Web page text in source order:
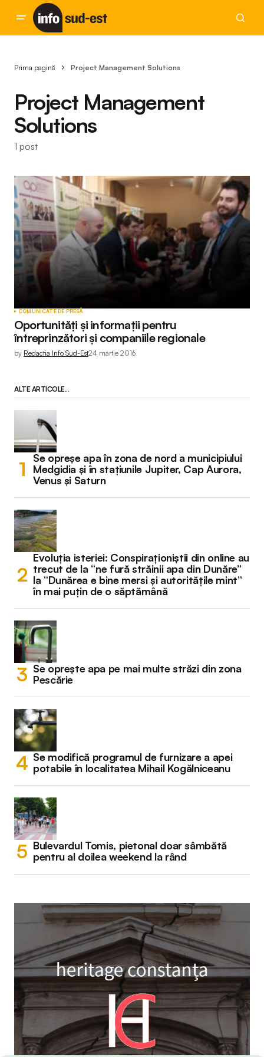
Prima pagină Project Management Solutions
Project Management
Solutions
1 post
COMUNICATE DE PRESĂ
Oportunități și informații pentru
întreprinzători și companiile regionale
by Redactia Info Sud-Est24 martie 2016
ALTE ARTICOLE...
Se opreșe apa în zona de nord a municipiului
Medgidia și în stațiunile Jupiter, Cap Aurora,
Venus și Saturn
Evoluția isteriei: Conspiraționiștii din online au
trecut de la “ne fură străinii apa din Dunăre”
la “Dunărea e bine mersi și autoritățile mint”
în mai puțin de o săptămână
Se oprește apa pe mai multe străzi din zona
Pescărie
Se modifică programul de furnizare a apei
potabile în localitatea Mihail Kogălniceanu
Bulevardul Tomis, pietonal doar sâmbătă
pentru al doilea weekend la rând